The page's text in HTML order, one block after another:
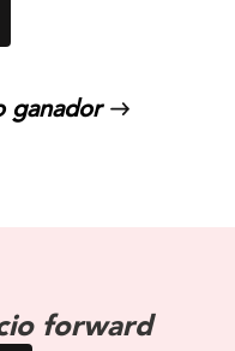
ganador
forward